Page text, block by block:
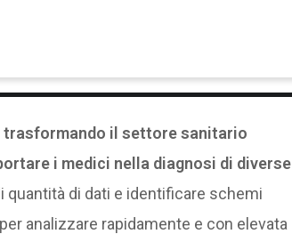
il settore sanitario
i medici nella diagnosi di diverse
quantità di dati e identificare schemi
analizzare rapidamente e con elevata